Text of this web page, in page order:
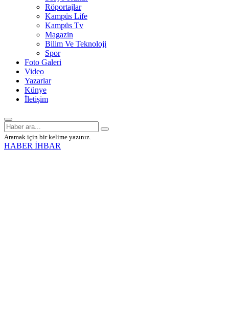
Röportajlar
Kampüs Life
Kampüs Tv
Magazin
Bilim Ve Teknoloji
Spor
Foto Galeri
Video
Yazarlar
Künye
İletişim
Aramak için bir kelime yazınız.
HABER İHBAR